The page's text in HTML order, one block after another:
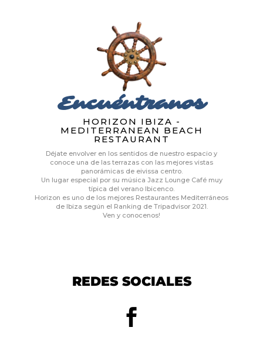
Encuéntranos
HORIZON IBIZA -
MEDITERRANEAN BEACH
RESTAURANT
Déjate envolver en los sentidos de nuestro espacio y
conoce una de las terrazas con las mejores vistas
panorámicas de eivissa centro.
Un lugar especial por su música Jazz Lounge Café muy
típica del verano Ibicenco.
Horizon es uno de los mejores Restaurantes Mediterráneos
de Ibiza según el Ranking de Tripadvisor 2021.
Ven y conocenos!
REDES SOCIALES
